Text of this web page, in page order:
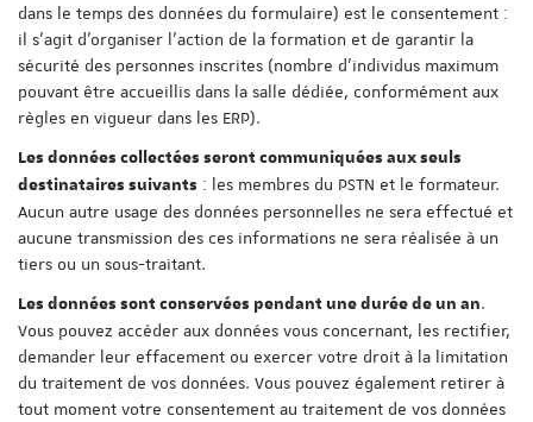
dans le temps des données du formulaire) est le consentement :
il s'agit d'organiser l'action de la formation et de garantir la
sécurité des personnes inscrites (nombre d'individus maximum
pouvant être accueillis dans la salle dédiée, conformément aux
règles en vigueur dans les ERP).
Les données collectées seront communiquées aux seuls
destinataires suivants : les membres du PSTN et le formateur.
Aucun autre usage des données personnelles ne sera effectué et
aucune transmission des ces informations ne sera réalisée à un
tiers ou un sous-traitant.
Les données sont conservées pendant une durée de un an.
Vous pouvez accéder aux données vous concernant, les rectifier,
demander leur effacement ou exercer votre droit à la limitation
du traitement de vos données. Vous pouvez également retirer à
tout moment votre consentement au traitement de vos données